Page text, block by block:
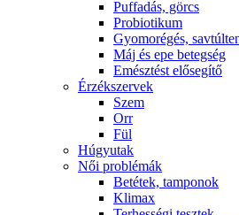
Puffadás, görcs
Probiotikum
Gyomorégés,
Máj és epe betegség
Emésztést elősegítő
Érzékszervek
Szem
Orr
Fül
Húgyutak
Női problémák
Betétek, tamponok
Klimax